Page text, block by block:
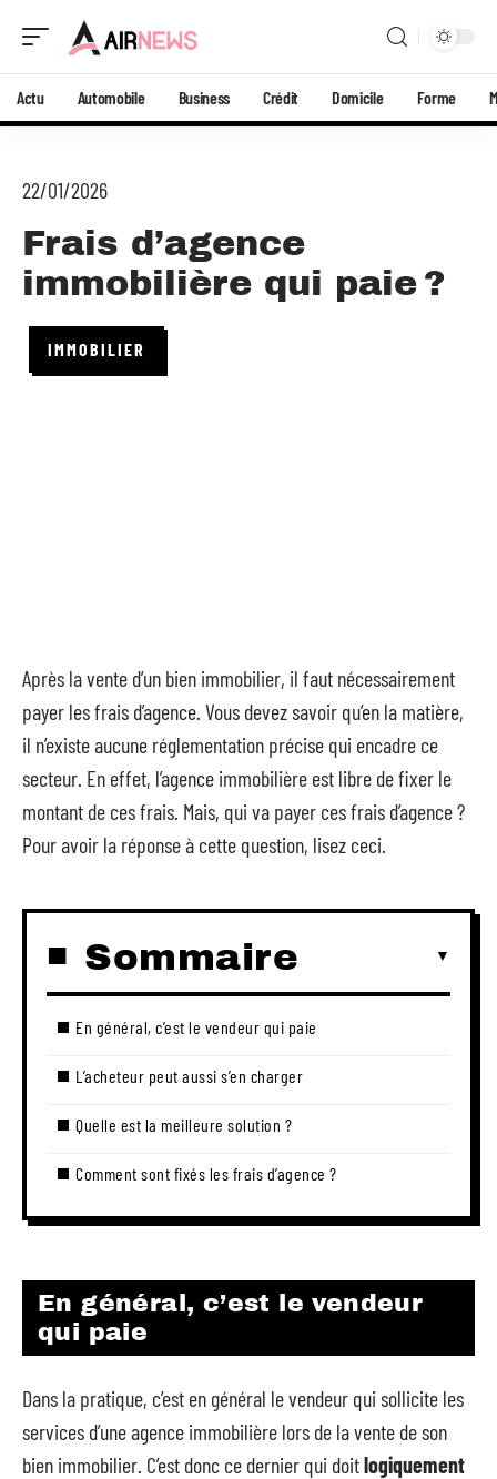
Actu Automobile Business Crédit Domicile Forme
22/01/2026
Frais d’agence
immobilière qui paie ?
IMMOBILIER
Après la vente d’un bien immobilier, il faut nécessairement
payer les frais d’agence. Vous devez savoir qu’en la matière,
il n’existe aucune réglementation précise qui encadre ce
secteur. En effet, l’agence immobilière est libre de fixer le
montant de ces frais. Mais, qui va payer ces frais d’agence ?
Pour avoir la réponse à cette question, lisez ceci.
Sommaire
En général, c’est le vendeur qui paie
L’acheteur peut aussi s’en charger
Quelle est la meilleure solution ?
Comment sont fixés les frais d’agence ?
En général, c’est le vendeur
qui paie
Dans la pratique, c’est en général le vendeur qui sollicite les
services d’une agence immobilière lors de la vente de son
bien immobilier. C’est donc ce dernier qui doitlogiquement